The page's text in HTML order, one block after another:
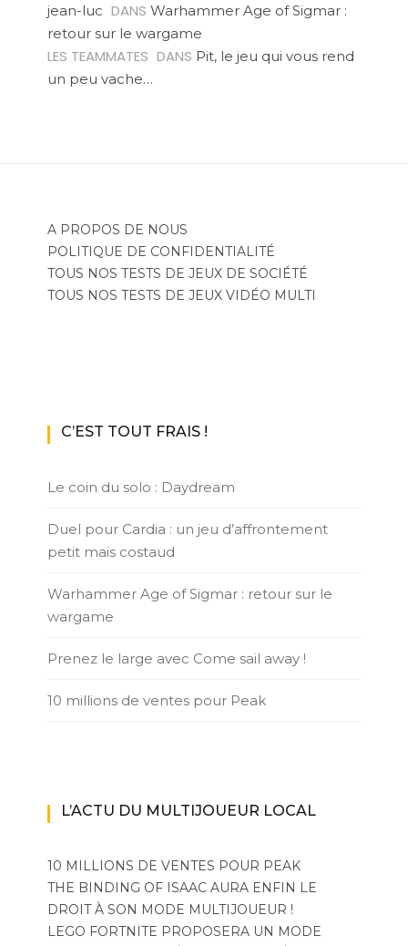
jean-luc DANS Warhammer Age of Sigmar :
retour sur le wargame
LES TEAMMATES DANS Pit, le jeu qui vous rend
un peu vache…
A PROPOS DE NOUS
POLITIQUE DE CONFIDENTIALITÉ
TOUS NOS TESTS DE JEUX DE SOCIÉTÉ
TOUS NOS TESTS DE JEUX VIDÉO MULTI
C’EST TOUT FRAIS !
Le coin du solo : Daydream
Duel pour Cardia : un jeu d’affrontement
petit mais costaud
Warhammer Age of Sigmar : retour sur le
wargame
Prenez le large avec Come sail away !
10 millions de ventes pour Peak
L’ACTU DU MULTIJOUEUR LOCAL
10 MILLIONS DE VENTES POUR PEAK
THE BINDING OF ISAAC AURA ENFIN LE
DROIT À SON MODE MULTIJOUEUR !
LEGO FORTNITE PROPOSERA UN MODE